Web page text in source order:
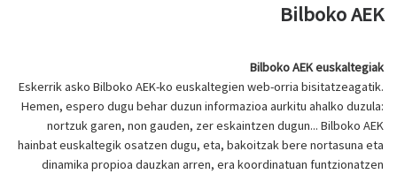
Bilboko AEK
Bilboko AEK euskaltegiak
Eskerrik asko Bilboko AEK-ko euskaltegien web-orria bisitatzeagatik.
Hemen, espero dugu behar duzun informazioa aurkitu ahalko duzula:
nortzuk garen, non gauden, zer eskaintzen dugun... Bilboko AEK
hainbat euskaltegik osatzen dugu, eta, bakoitzak bere nortasuna eta
dinamika propioa dauzkan arren, era koordinatuan funtzionatzen